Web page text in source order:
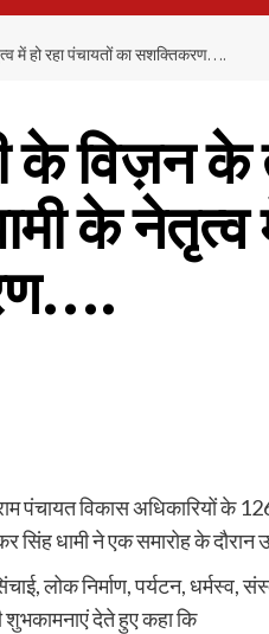
में हो रहा पंचायतों का सशक्तिकरण….
के विज़न
के नेतृत्व
पंचायत विकास अधिकारियों के
धामी ने एक समारोह के दौरान
लोक निर्माण, पर्यटन, धर्मस्व,
शुभकामनाएं देते हुए कहा कि